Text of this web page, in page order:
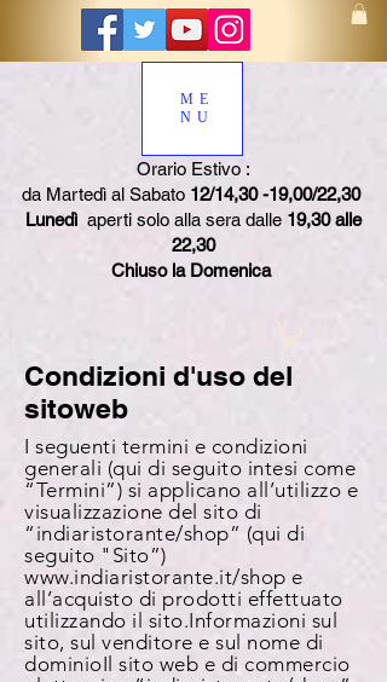
ME
NU
Orario Estivo :
da Martedì al Sabato 12/14,30 -19,00/22,30
Lunedì aperti solo alla sera dalle 19,30 alle
22,30
Chiuso la Domenica
Condizioni d'uso del
sitoweb
I seguenti termini e condizioni
generali (qui di seguito intesi come
“Termini”) si applicano all’utilizzo e
visualizzazione del sito di
“indiaristorante/shop” (qui di
seguito "Sito”)
www.indiaristorante.it/shop e
all’acquisto di prodotti effettuato
utilizzando il sito.Informazioni sul
sito, sul venditore e sul nome di
dominioIl sito web e di commercio